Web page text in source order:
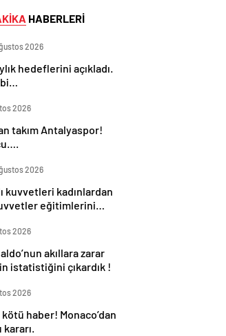
HABERLERİ
2026
hedeflerini açıkladı.
2026
takım Antalyaspor!
2026
kuvvetleri kadınlardan
eğitimlerini
2026
akıllara zarar
istatistiğini çıkardık !
2026
kötü haber! Monaco’dan